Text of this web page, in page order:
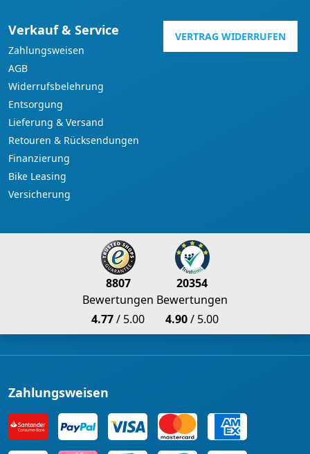
Verkauf & Service
Zahlungsweisen
AGB
Widerrufsbelehrung
Entsorgung
Lieferung & Versand
Retouren & Rücksendungen
Finanzierung
Bike Leasing
Versicherung
VERTRAG WIDERRUFEN
8807
Bewertungen
4.77/ 5.00
20354
Bewertungen
4.90/ 5.00
Zahlungsweisen